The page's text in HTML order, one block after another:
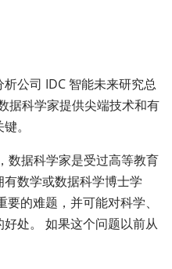
公司 IDC 智能未来研究总
据科学家提供尖端技术和有
。
数据科学家是受过高等教育
数学或数据科学博士学
的难题，并可能对科学、
处。 如果这个问题以前从